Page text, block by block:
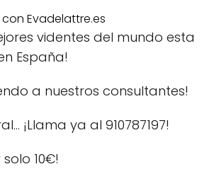
Evadelattre.es
videntes del mundo esta
España!
a nuestros consultantes!
¡Llama ya al 910787197!
solo 10€!